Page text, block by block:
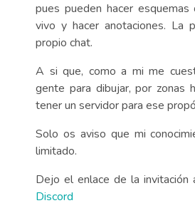
pues pueden hacer
vivo y hacer anotaciones. La
propio chat.
A si que, como a mi me
gente para dibujar, por zonas
tener un servidor para ese
Solo os aviso que mi
limitado.
Dejo el enlace de la invitación
Discord